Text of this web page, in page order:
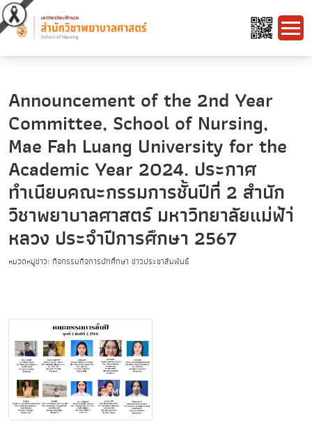
Announcement of the 2nd Year
Committee, School of Nursing,
Mae Fah Luang University for the
Academic Year 2024. ประกาศ
ทำเนียบคณะกรรมการชั้นปีที่ 2 สำนัก
วิชาพยาบาลศาสตร์ มหาวิทยาลัยแม่ฟ้า่
หลวง ประจำปีการศึกษา 2567
หมวดหมู่ข่าว: กิจกรรมกิจการนักศึกษา ข่าวประชาสัมพันธ์